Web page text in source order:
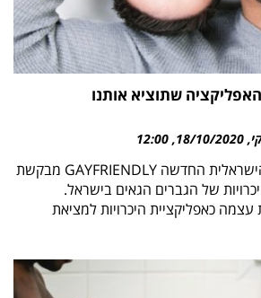
האפליקציה שתוציא אותנו
18/10/2020
12:00
אפליקציית ההיכרויות הישראלית החדשה GAYFRIENDLY מבקשת
של הגברים הגאים בישראל.
כאפליקציית היכרויות למציאת